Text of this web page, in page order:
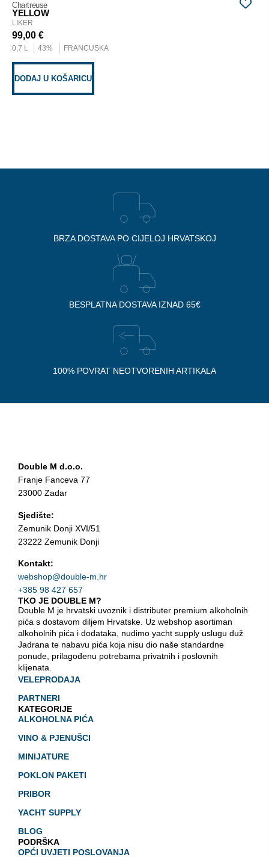
Chartreuse
YELLOW
LIKER
99,00 €
0,7 L 43% FRANCUSKA
DODAJ U KOŠARICU
BRZA DOSTAVA PO CIJELOJ HRVATSKOJ
BESPLATNA DOSTAVA IZNAD 65€
100% POVRAT NEOTVORENIH ARTIKALA
Double M d.o.o.
Franje Fanceva 77
23000 Zadar
Sjedište:
Zemunik Donji XVI/51
23222 Zemunik Donji
Kontakt:
webshop@double-m.hr
+385 98 427 657
TKO JE DOUBLE M?
Double M je hrvatski uvoznik i distributer premium alkoholnih
pića s dostavom diljem Hrvatske. Uz webshop asortiman
alkoholnih pića i dodataka, nudimo yacht supply uslugu duž
Jadrana te nabavu pića koja nisu dio naše standardne
ponude, prilagođenu potrebama privatnih i poslovnih
klijenata.
VELEPRODAJA
PARTNERI
KATEGORIJE
ALKOHOLNA PIĆA
VINO & PJENUŠCI
MINIJATURE
POKLON PAKETI
PRIBOR
YACHT SUPPLY
BLOG
PODRŠKA
OPĆI UVJETI POSLOVANJA